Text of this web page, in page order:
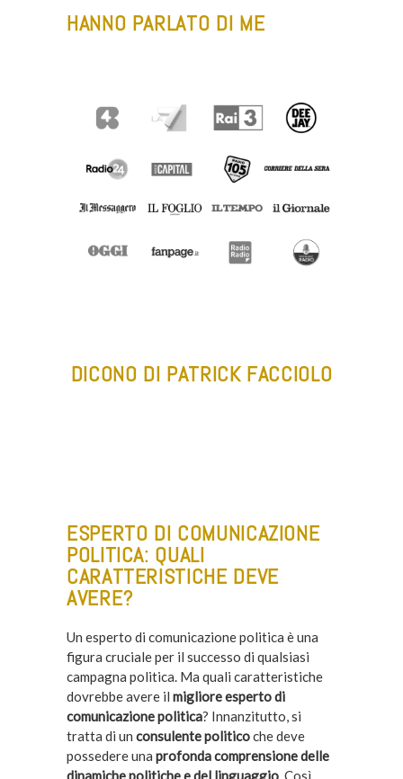
HANNO PARLATO DI ME
DICONO DI PATRICK FACCIOLO
ESPERTO DI COMUNICAZIONE
POLITICA: QUALI
CARATTERISTICHE DEVE
AVERE?
Un esperto di comunicazione politica è una
figura cruciale per il successo di qualsiasi
campagna politica. Ma quali caratteristiche
dovrebbe avere il migliore esperto di
comunicazione politica? Innanzitutto, si
tratta di un consulente politicoche deve
possedere una profonda comprensione delle
dinamiche politiche e del linguaggio. Così